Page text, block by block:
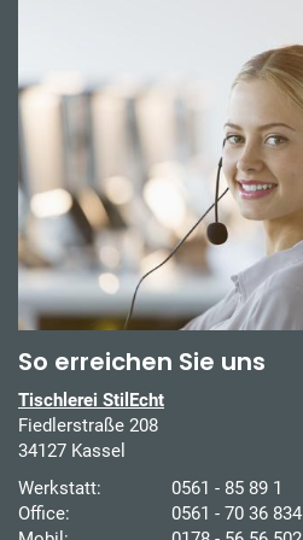
So erreichen Sie uns
Tischlerei StilEcht
Fiedlerstraße 208
34127 Kassel
Werkstatt:
0561 - 85 89 1
Office:
0561 - 70 36 834